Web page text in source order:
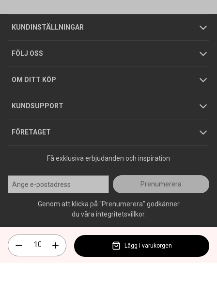
KUNDINSTÄLLNINGAR
Företagskund / Privatkund
FÖLJ OSS
OM DITT KÖP
Allmänna försäljningsvillkor
Integritetspolicy
GDPR
KUNDSUPPORT
Butiker
Foldrar och kataloger
Köpguider
Varumärken
FÖRETAGET
Om oss
Tjänster
Hållbarhet
Jobba hos oss
Press
Få exklusiva erbjudanden och inspiration
Prenumerera
Genom att klicka på "Prenumerera" godkänner
du våra integritetsvillkor.
Lägg i varukorgen